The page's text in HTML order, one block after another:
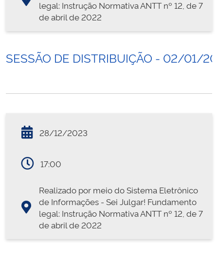
legal: Instrução Normativa ANTT nº 12, de 7
de abril de 2022
SESSÃO DE DISTRIBUIÇÃO - 02/01/
28/12/2023
17:00
Realizado por meio do Sistema Eletrônico
de Informações - Sei Julgar! Fundamento
legal: Instrução Normativa ANTT nº 12, de 7
de abril de 2022